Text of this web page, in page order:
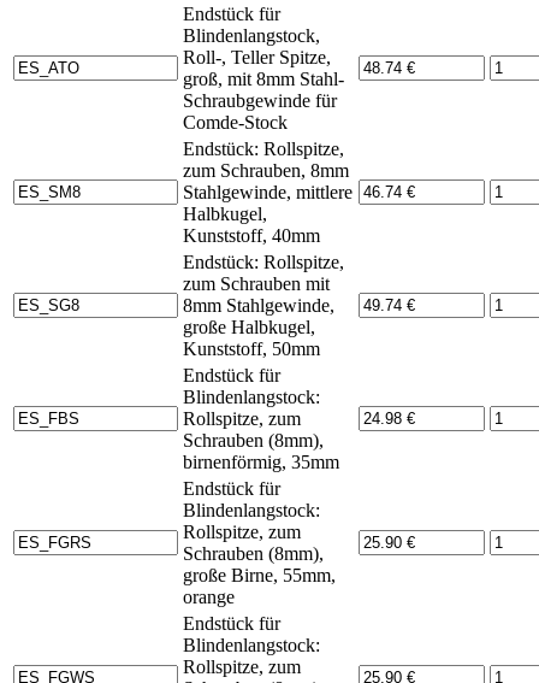
Endstück für
Blindenlangstock,
Roll-, Teller Spitze,
groß, mit 8mm Stahl-
Schraubgewinde für
Comde-Stock
Endstück: Rollspitze,
zum Schrauben, 8mm
Stahlgewinde, mittlere
Halbkugel,
Kunststoff, 40mm
Endstück: Rollspitze,
zum Schrauben mit
8mm Stahlgewinde,
große Halbkugel,
Kunststoff, 50mm
Endstück für
Blindenlangstock:
Rollspitze, zum
Schrauben (8mm),
birnenförmig, 35mm
Endstück für
Blindenlangstock:
Rollspitze, zum
Schrauben (8mm),
große Birne, 55mm,
orange
Endstück für
Blindenlangstock:
Rollspitze, zum